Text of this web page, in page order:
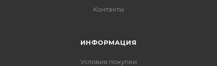
Контакты
ИНФОРМАЦИЯ
Условия покупки